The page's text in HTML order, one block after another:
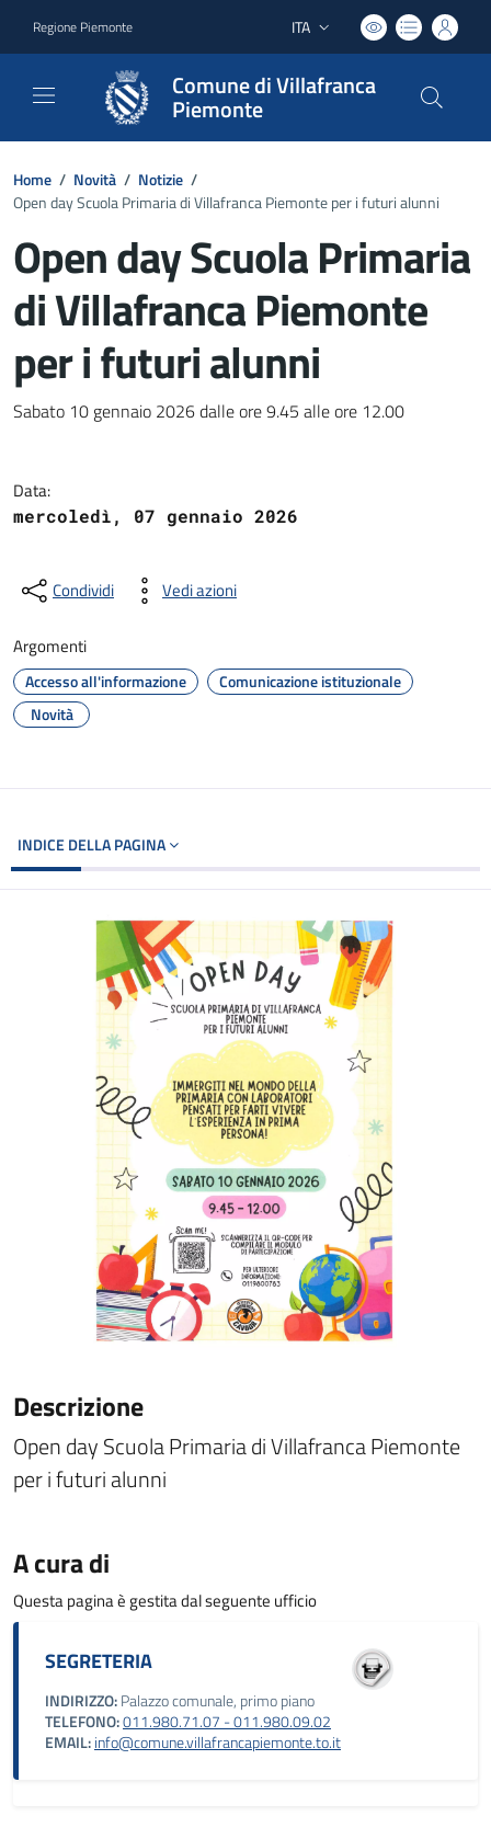
Regione Piemonte Lingua attiva:
ITA
Comune di Villafranca
Piemonte
Home / Novità / Notizie /
Open day Scuola Primaria di Villafranca Piemonte per i futuri alunni
Open day Scuola Primaria
di Villafranca Piemonte
per i futuri alunni
Dettagli del documento
Sabato 10 gennaio 2026 dalle ore 9.45 alle ore 12.00
Data:
mercoledì, 07 gennaio 2026
Condividi Vedi azioni
Argomenti
Accesso all'informazione
Comunicazione istituzionale
Novità
INDICE DELLA PAGINA
Descrizione
Open day Scuola Primaria di Villafranca Piemonte
per i futuri alunni
A cura di
Questa pagina è gestita dal seguente ufficio
SEGRETERIA
INDIRIZZO:Palazzo comunale, primo piano
TELEFONO:011.980.71.07 - 011.980.09.02
EMAIL:info@comune.villafrancapiemonte.to.it